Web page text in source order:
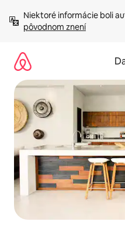
obsah.
Niektoré informácie boli
pôvodnom znení